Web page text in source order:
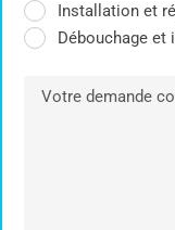
Installation et
Débouchage et